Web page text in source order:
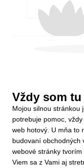
Vždy som tu
Mojou silnou stránkou
potrebuje pomoc,
web hotový. U mňa to
budovaní
webové stránky tvorím
Viem sa z Vami aj